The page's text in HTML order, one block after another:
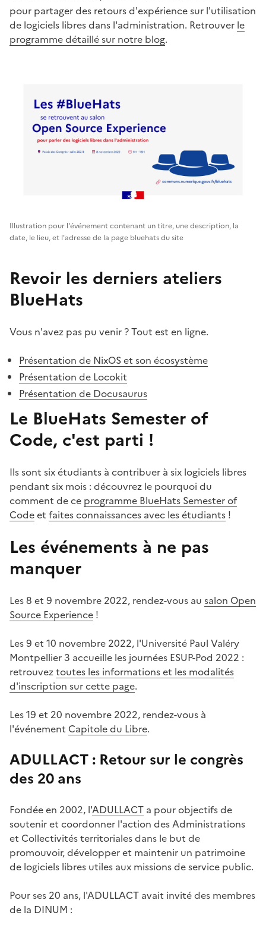
pour partager des retours d'expérience sur l'utilisation
de logiciels libres dans l'administration. Retrouver le
programme détaillé sur notre blog.
Illustration pour l'événement contenant un titre, une description, la
date, le lieu, et l'adresse de la page bluehats du site
Revoir les derniers ateliers
BlueHats
Vous n'avez pas pu venir ? Tout est en ligne.
Présentation de NixOS et son écosystème
Présentation de Locokit
Présentation de Docusaurus
Le BlueHats Semester of
Code, c'est parti !
Ils sont six étudiants à contribuer à six logiciels libres
pendant six mois : découvrez le pourquoi du
comment de ce programme BlueHats Semester of
Codeet faites connaissances avec les étudiants !
Les événements à ne pas
manquer
Les 8 et 9 novembre 2022, rendez-vous au salon Open
Source Experience !
Les 9 et 10 novembre 2022, l'Université Paul Valéry
Montpellier 3 accueille les journées ESUP-Pod 2022 :
retrouveztoutes les informations et les modalités
d'inscription sur cette page.
Les 19 et 20 novembre 2022, rendez-vous à
l'événement Capitole du Libre.
ADULLACT : Retour sur le congrès
des 20 ans
Fondée en 2002, l'ADULLACT a pour objectifs de
soutenir et coordonner l'action des Administrations
et Collectivités territoriales dans le but de
promouvoir, développer et maintenir un patrimoine
de logiciels libres utiles aux missions de service public.
Pour ses 20 ans, l'ADULLACT avait invité des membres
de la DINUM :